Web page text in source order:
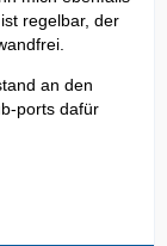
regelbar, der
an den
ports dafür